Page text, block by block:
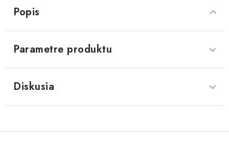
Popis
Parametre produktu
Diskusia